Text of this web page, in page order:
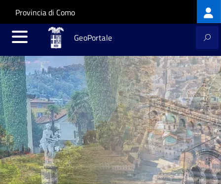
Salta al contenuto principale
Skip to site navigation
Provincia di Como
GeoPortale